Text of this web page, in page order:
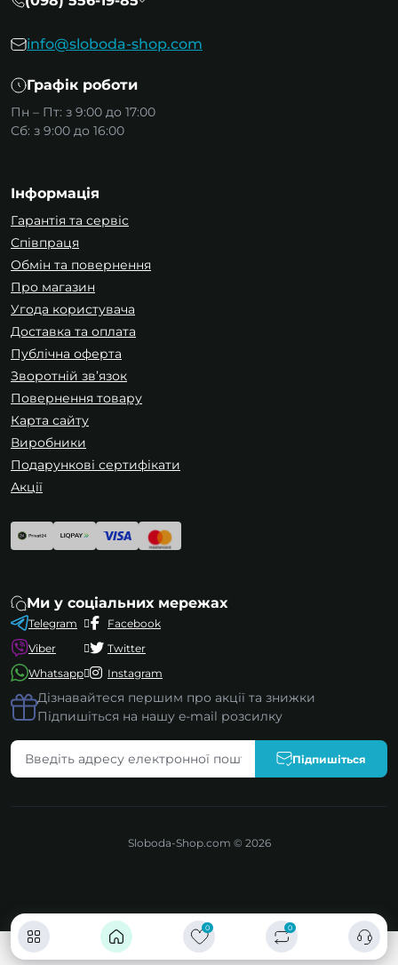
0 0
info@sloboda-shop.com
Графік роботи
Пн – Пт: з 9:00 до 17:00
Сб: з 9:00 до 16:00
Інформація
Гарантія та сервіс
Співпраця
Обмін та повернення
Про магазин
Угода користувача
Доставка та оплата
Публічна оферта
Зворотній зв’язок
Повернення товару
Карта сайту
Виробники
Подарункові сертифікати
Акції
Ми у соціальних мережах
Telegram
Viber
Whatsapp
Facebook
Twitter
Instagram
Дізнавайтеся першим про акції та знижки
Підпишіться на нашу e-mail розсилку
Підпишіться
Sloboda-Shop.com © 2026